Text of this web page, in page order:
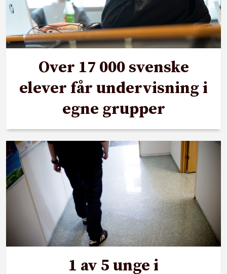
Over 17 000 svenske
elever får undervisning i
egne grupper
1 av 5 unge i